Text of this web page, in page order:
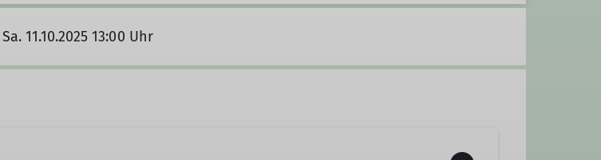
Sa. 11.10.2025 13:00 Uhr